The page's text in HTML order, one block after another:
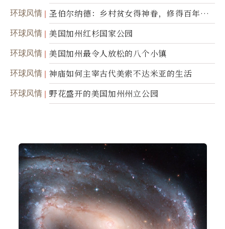
灵
环球风情
圣伯尔纳德：乡村贫女得神眷，修得百年不
腐身
环球风情 美国加州红杉国家公园
环球风情 美国加州最令人放松的八个小镇
环球风情 神庙如何主宰古代美索不达米亚的生活
环球风情 野花盛开的美国加州州立公园